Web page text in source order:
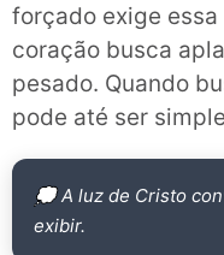
forçado exige
coração busca
pesado. Quando
pode até ser
💭 A luz de Cristo
exibir.